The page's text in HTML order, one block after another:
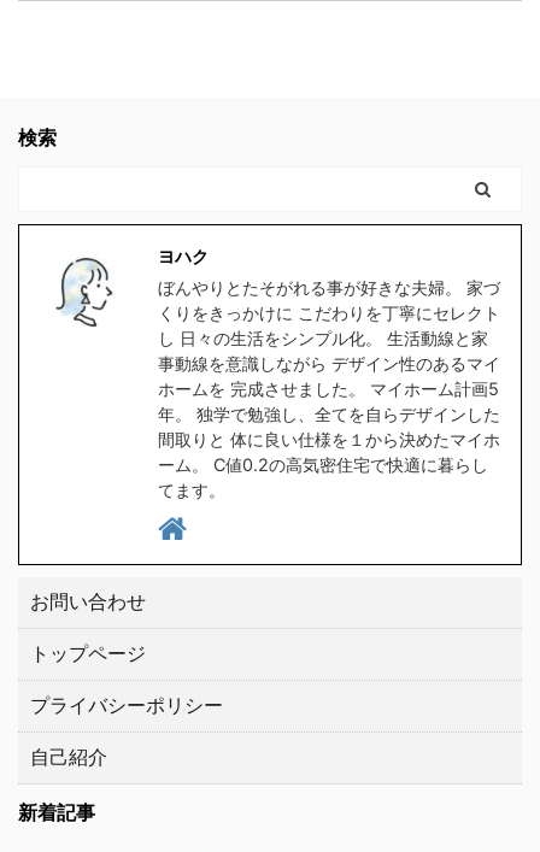
なかったと思う。 もっと
ヨハク我が家の水筒も、
ボロになってきたので、
食洗器対応の水筒を探し
たのですが、意外と種類
が無く苦戦しました。
1時間程スマホをポチポ
チして探した所、大手ブ
ランドの中から２つ見つ
けましたので、皆さんに
もご紹介したい ...
社から 間取りの無料プラ
ンをゲットするなら コチ
い。 クリックしてプラン
を貰う。 高気密住宅と
は ヨハク簡単に言うと
スキマの無い家です 普
通に ...
検索
ヨハク
ぼんやりとたそがれる事が好きな夫婦。 家づ
くりをきっかけに こだわりを丁寧にセレクト
し 日々の生活をシンプル化。 生活動線と家
事動線を意識しながら デザイン性のあるマイ
ホームを 完成させました。 マイホーム計画5
年。 独学で勉強し、全てを自らデザインした
間取りと 体に良い仕様を１から決めたマイホ
ーム。 C値0.2の高気密住宅で快適に暮らし
てます。
お問い合わせ
トップページ
プライバシーポリシー
自己紹介
新着記事